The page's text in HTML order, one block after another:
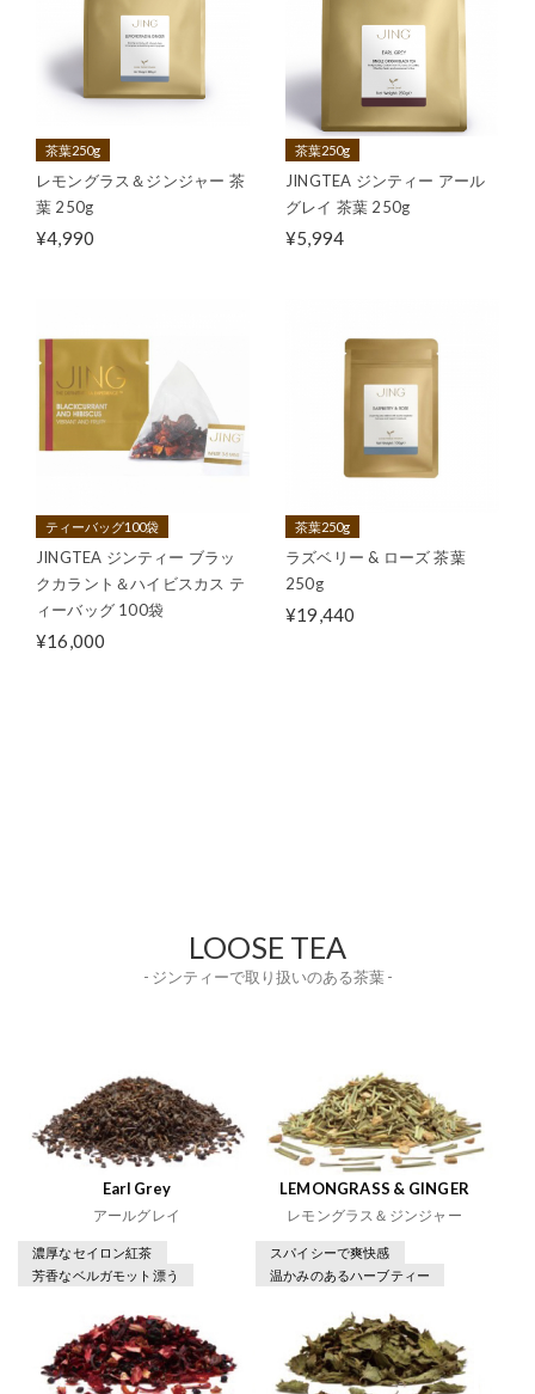
茶葉250g
レモングラス＆ジンジャー 茶
葉 250g
¥4,990
茶葉250g
JINGTEA ジンティー アール
グレイ 茶葉 250g
¥5,994
ティーバッグ100袋
JINGTEA ジンティー ブラッ
クカラント＆ハイビスカス テ
ィーバッグ 100袋
¥16,000
茶葉250g
ラズベリー & ローズ 茶葉
250g
¥19,440
LOOSE TEA
- ジンティーで取り扱いのある茶葉 -
Earl Grey
アールグレイ
濃厚なセイロン紅茶
芳香なベルガモット漂う
LEMONGRASS & GINGER
レモングラス＆ジンジャー
スパイシーで爽快感
温かみのあるハーブティー